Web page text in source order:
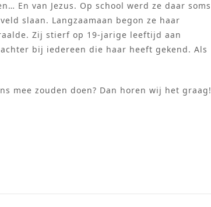
En van Jezus. Op school werd ze daar soms
slaan. Langzaamaan begon ze haar
Zij stierf op 19-jarige leeftijd aan
bij iedereen die haar heeft gekend. Als
mee zouden doen? Dan horen wij het graag!